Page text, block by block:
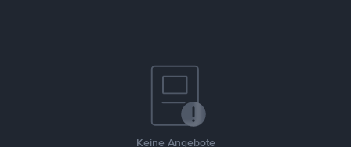
Keine Angebote